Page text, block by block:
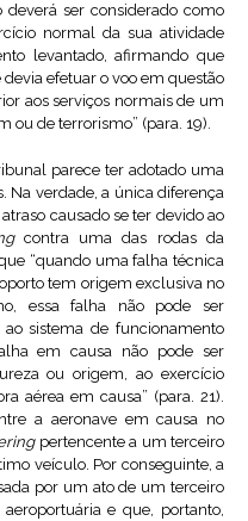
ser considerado como
normal da sua atividade
levantado, afirmando que
efetuar o voo em questão
aos serviços normais de um
ou de terrorismo” (para. 19).
parece ter adotado uma
Na verdade, a única diferença
causado se ter devido ao
contra uma das rodas da
“quando uma falha técnica
tem origem exclusiva no
essa falha não pode ser
sistema de funcionamento
em causa não pode ser
ou origem, ao exercício
aérea em causa” (para. 21).
a aeronave em causa no
pertencente a um terceiro
veículo. Por conseguinte, a
por um ato de um terceiro
e que, portanto,